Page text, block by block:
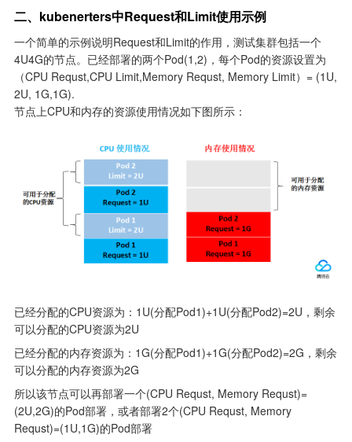
二、kubenerters中Request和Limit使用示例
一个简单的示例说明Request和Limit的作用，测试集群包括一个
4U4G的节点。已经部署的两个Pod(1,2)，每个Pod的资源设置为
（CPU Requst,CPU Limit,Memory Requst, Memory Limit）= (1U,
2U, 1G,1G).
节点上CPU和内存的资源使用情况如下图所示：
已经分配的CPU资源为：1U(分配Pod1)+1U(分配Pod2)=2U，剩余
可以分配的CPU资源为2U
已经分配的内存资源为：1G(分配Pod1)+1G(分配Pod2)=2G，剩余
可以分配的内存资源为2G
所以该节点可以再部署一个(CPU Requst, Memory Requst)=
(2U,2G)的Pod部署，或者部署2个(CPU Requst, Memory
Requst)=(1U,1G)的Pod部署